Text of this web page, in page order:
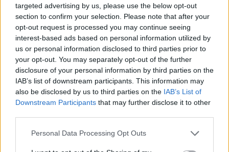
targeted advertising by us, please use the below opt-out
section to confirm your selection. Please note that after your
opt-out request is processed you may continue seeing
interest-based ads based on personal information utilized by
us or personal information disclosed to third parties prior to
your opt-out. You may separately opt-out of the further
disclosure of your personal information by third parties on the
IAB’s list of downstream participants. This information may
also be disclosed by us to third parties on the IAB’s List of
Downstream Participants that may further disclose it to other
Personal Data Processing Opt Outs
ΕΛΛΑΔΑ 12.05.2026 21:21
Ηλιούπολη: "Άκουσα κραυγές και ένα
Εγγραφή στο newsletter